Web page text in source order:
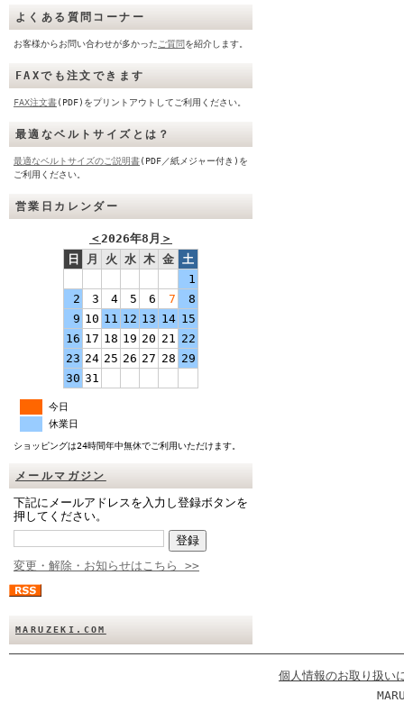
よくある質問コーナー
お客様からお問い合わせが多かった ご質問を紹介します。
FAXでも注文できます
FAX注文書(PDF)をプリントアウトしてご利用ください。
最適なベルトサイズとは？
最適なベルトサイズのご説明書(PDF／紙メジャー付き)を
ご利用ください。
営業日カレンダー
＜2026年8月 ＞
日
月 火 水 木 金 土
1
2
3 4 5 6 7
8
9 10 11 12 13 14 15
16 17 18 19 20 21 22
23 24 25 26 27 28 29
30 31
今日
休業日
ショッピングは24時間年中無休でご利用いただけます。
メールマガジン
下記にメールアドレスを入力し登録ボタンを
押してください。
変更・解除・お知らせはこちら >>
MARUZEKI.COM
個人情報のお取り扱い